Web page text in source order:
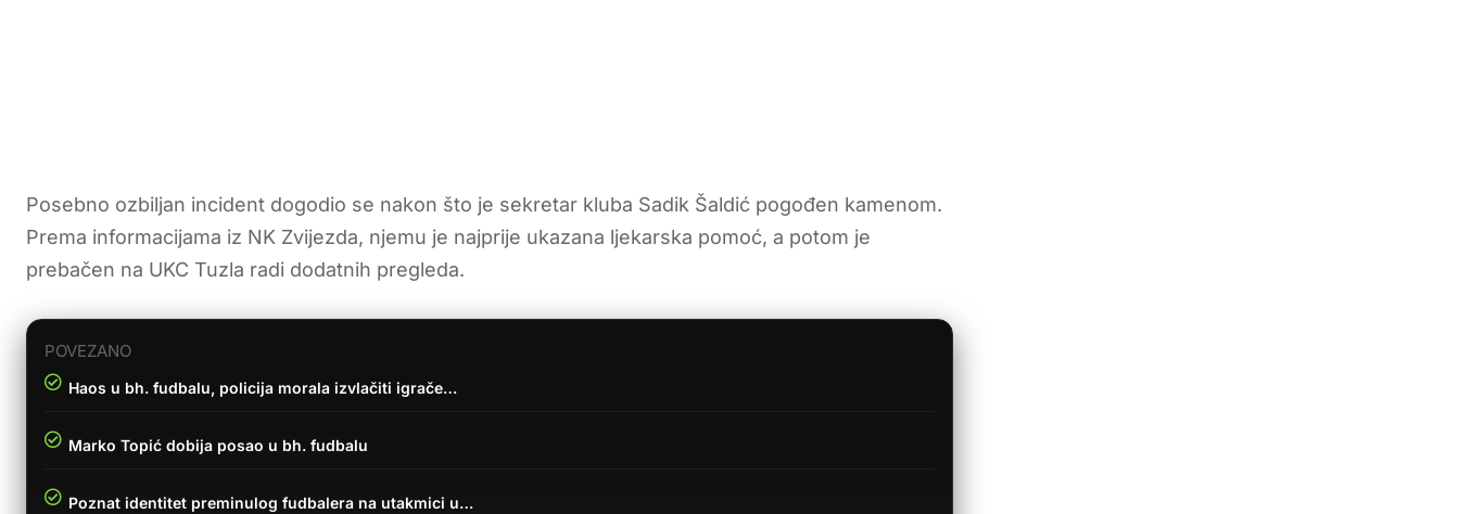
Posebno ozbiljan incident dogodio se nakon što je sekretar kluba Sadik Šaldić pogođen kamenom.
Prema informacijama iz NK Zvijezda, njemu je najprije ukazana ljekarska pomoć, a potom je
prebačen na UKC Tuzla radi dodatnih pregleda.
POVEZANO
Haos u bh. fudbalu, policija morala izvlačiti igrače…
Marko Topić dobija posao u bh. fudbalu
Poznat identitet preminulog fudbalera na utakmici u…